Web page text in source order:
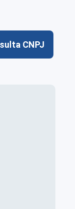
CNPJ